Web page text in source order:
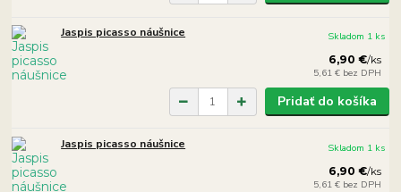
Jaspis picasso náušnice
6,90 €/ks
5,61 € bez DPH
Skladom 1 ks
Pridať do košíka
Jaspis picasso náušnice
6,90 €/ks
5,61 € bez DPH
Skladom 1 ks